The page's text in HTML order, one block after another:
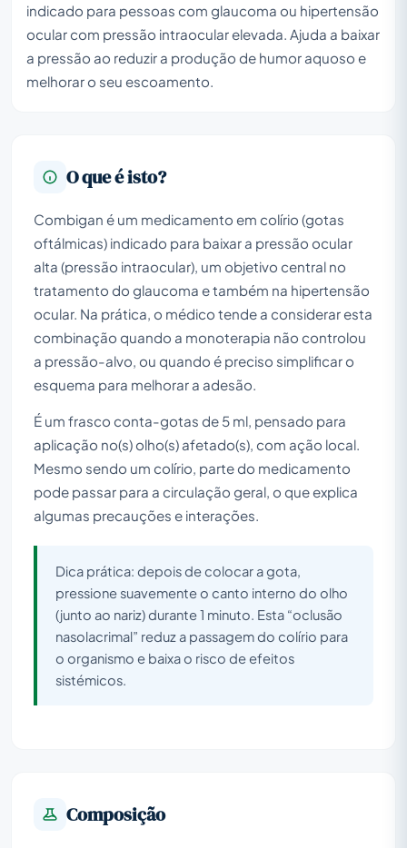
indicado para pessoas com glaucoma ou hipertensão
ocular com pressão intraocular elevada. Ajuda a baixar
a pressão ao reduzir a produção de humor aquoso e
melhorar o seu escoamento.
O que é isto?
Combigan é um medicamento em colírio (gotas
oftálmicas) indicado para baixar a pressão ocular
alta (pressão intraocular), um objetivo central no
tratamento do glaucoma e também na hipertensão
ocular. Na prática, o médico tende a considerar esta
combinação quando a monoterapia não controlou
a pressão-alvo, ou quando é preciso simplificar o
esquema para melhorar a adesão.
É um frasco conta-gotas de 5 ml, pensado para
aplicação no(s) olho(s) afetado(s), com ação local.
Mesmo sendo um colírio, parte do medicamento
pode passar para a circulação geral, o que explica
algumas precauções e interações.
Dica prática: depois de colocar a gota,
pressione suavemente o canto interno do olho
(junto ao nariz) durante 1 minuto. Esta “oclusão
nasolacrimal” reduz a passagem do colírio para
o organismo e baixa o risco de efeitos
sistémicos.
Composição